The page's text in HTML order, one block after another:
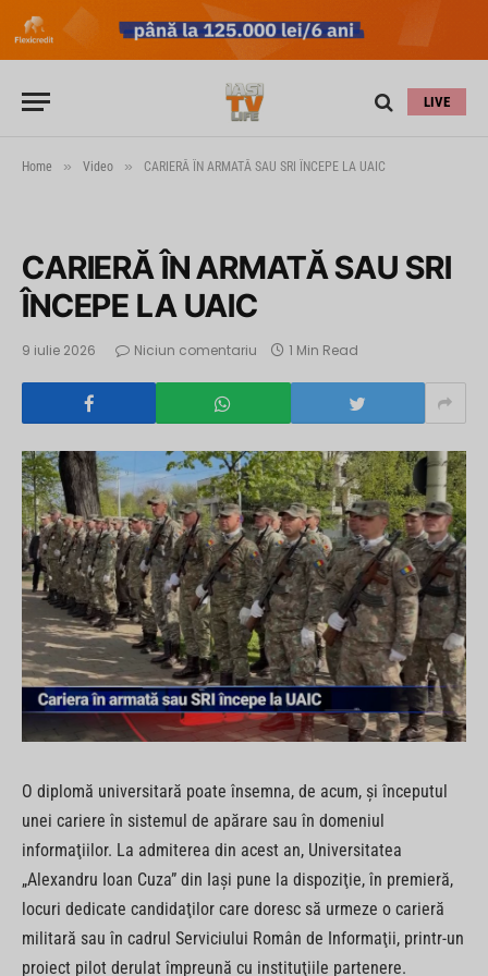
LIVE
Home » Video » CARIERĂ ÎN ARMATĂ SAU SRI ÎNCEPE LA UAIC
CARIERĂ ÎN ARMATĂ SAU SRI
ÎNCEPE LA UAIC
9 iulie 2026 Niciun comentariu 1 Min Read
O diplomă universitară poate însemna, de acum, şi începutul
unei cariere în sistemul de apărare sau în domeniul
informaţiilor. La admiterea din acest an, Universitatea
„Alexandru Ioan Cuza” din Iaşi pune la dispoziţie, în premieră,
locuri dedicate candidaţilor care doresc să urmeze o carieră
militară sau în cadrul Serviciului Român de Informaţii, printr-un
proiect pilot derulat împreună cu instituţiile partenere.